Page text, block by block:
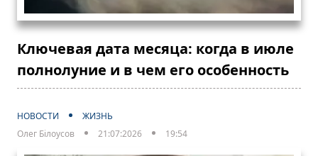
Ключевая дата месяца: когда в июле
полнолуние и в чем его особенность
НОВОСТИ
ЖИЗНЬ
Олег Білоусов
21:07:2026 19:54